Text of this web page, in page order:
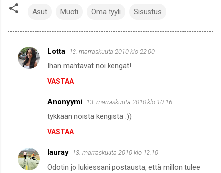
Asut Muoti Oma tyyli Sisustus
K
o
i
t
Lotta 12. marraskuuta 2010 klo 22.00
Ihan mahtavat noi kengät!
VASTAA
Anonyymi 13. marraskuuta 2010 klo 10.16
tykkään noista kengistä :))
VASTAA
lauray 13. marraskuuta 2010 klo 12.10
Odotin jo lukiessani postausta, että millon tulee